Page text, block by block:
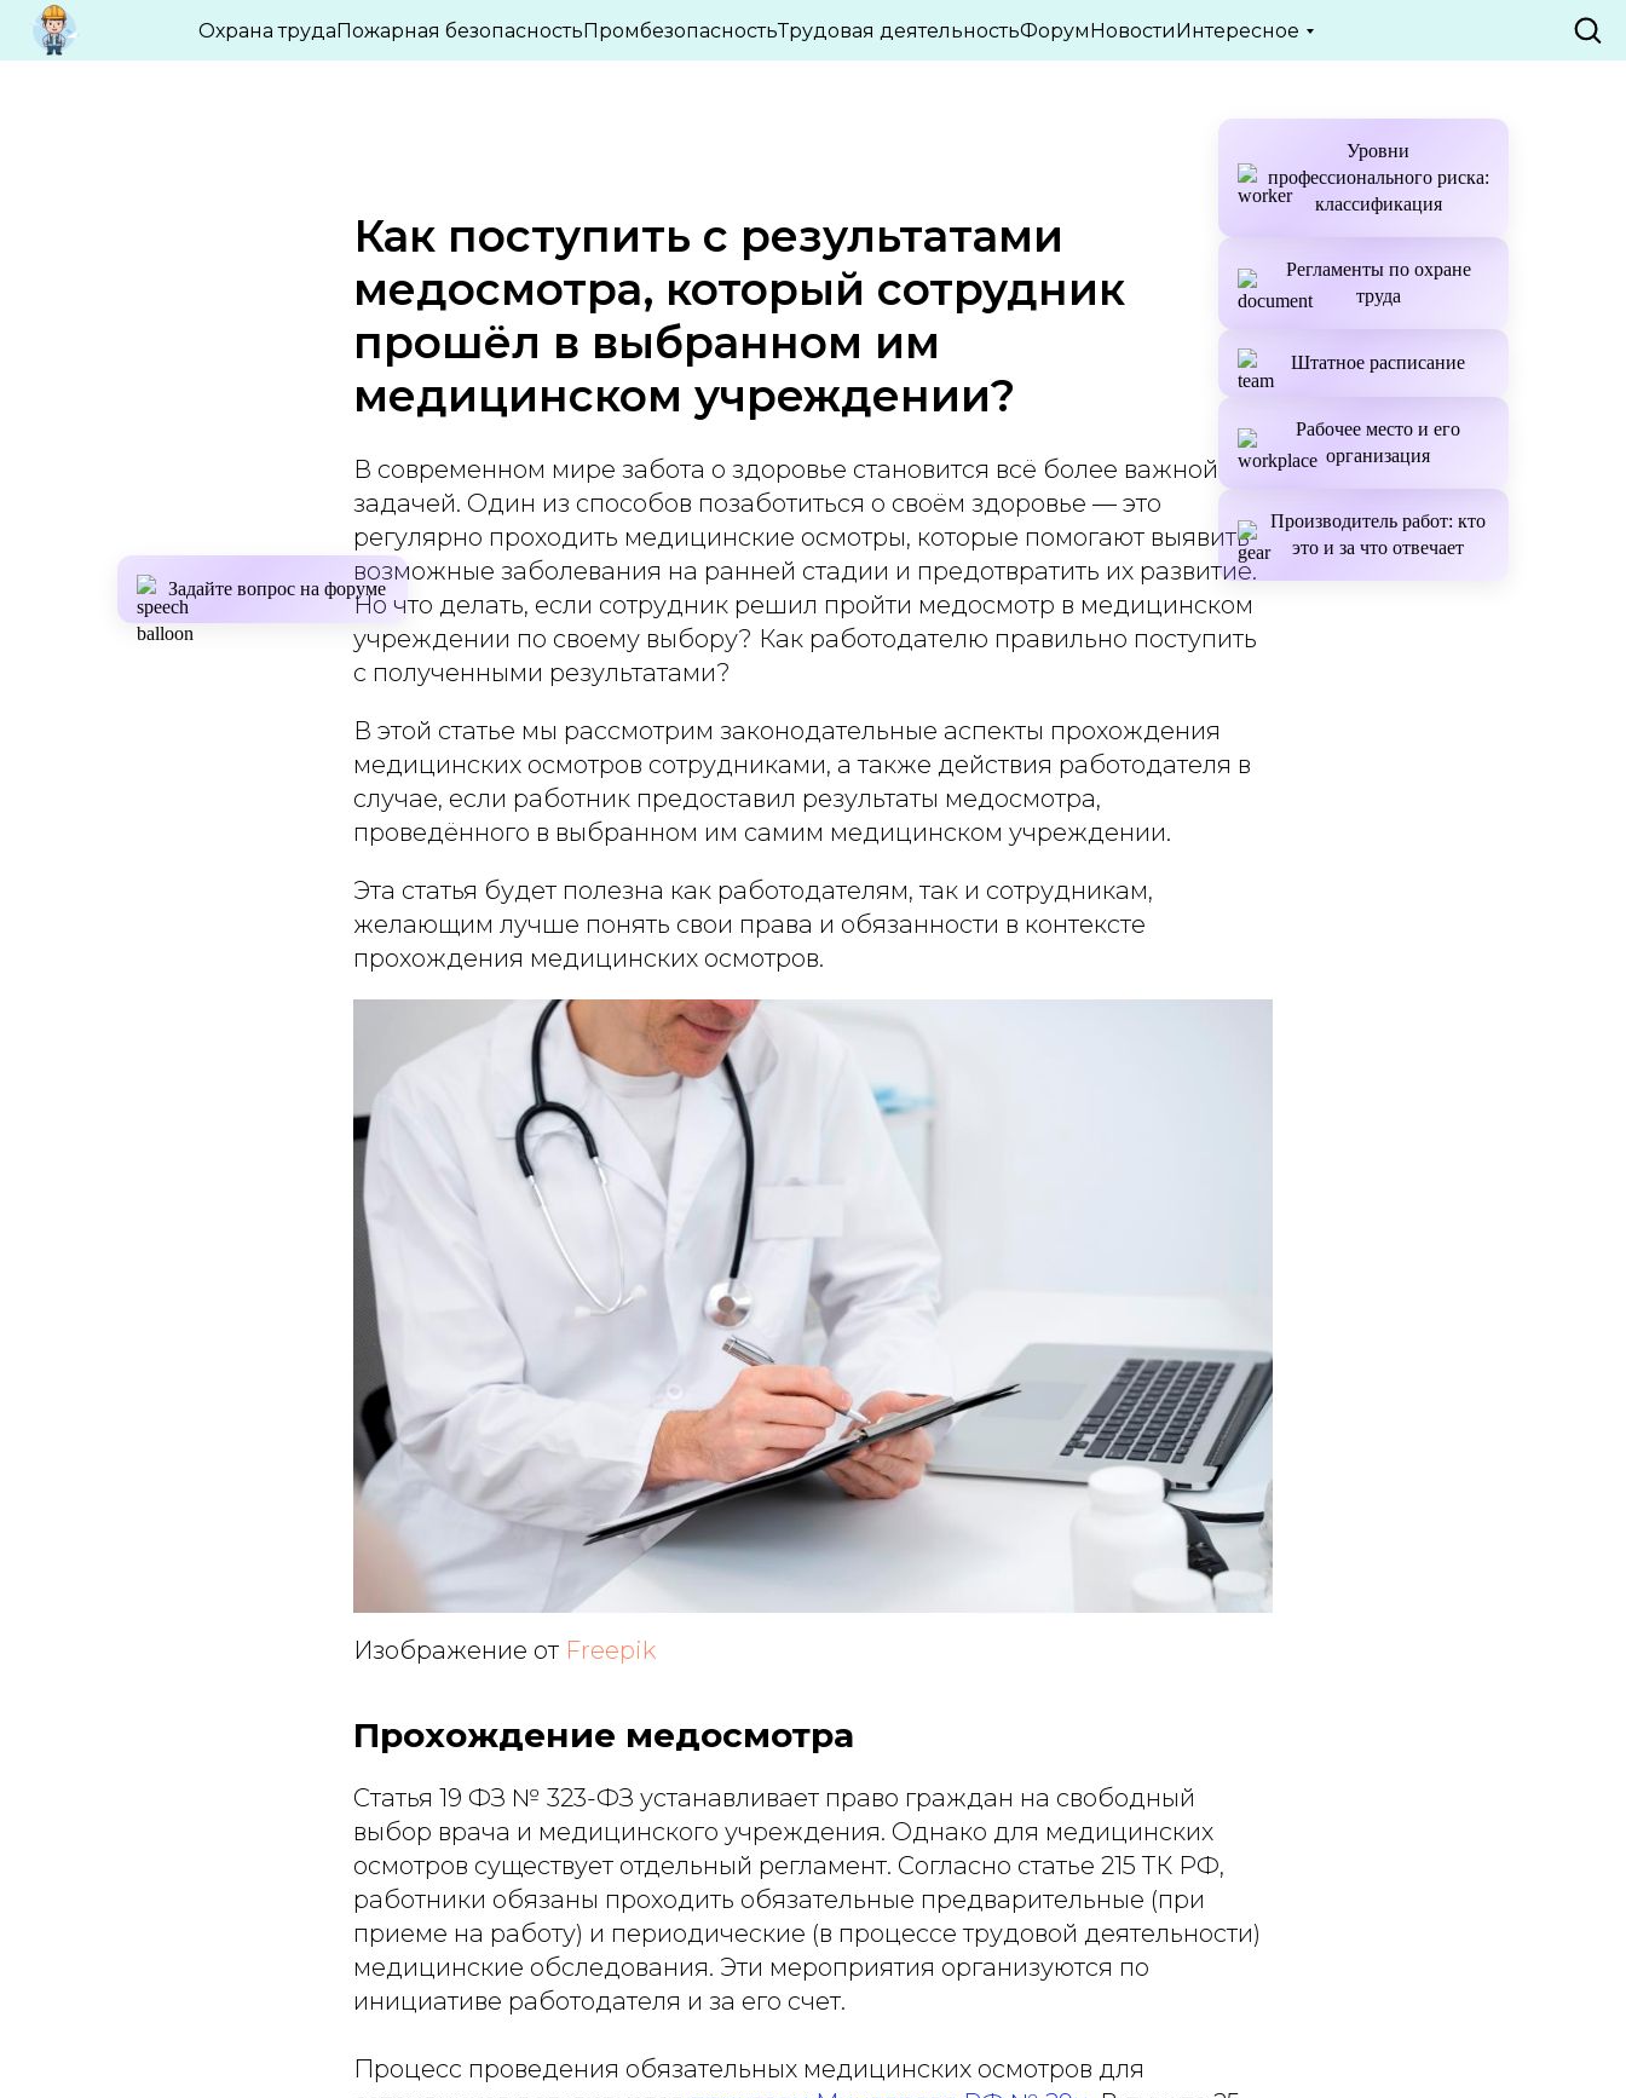
БЛОГ ПО ОХРАНЕ ТРУДА И ПРОМБЕЗОПАСНОСТИ » ОХРАНА ТРУДА » ИНТЕРЕСНЫЕ СТАТЬИ
Охрана трудаПожарная безопасностьПромбезопасностьТрудовая деятельностьФорумНовостиИнтересное
Как поступить с результатами
медосмотра, который сотрудник
прошёл в выбранном им
медицинском учреждении?
В современном мире забота о здоровье становится всё более важной
задачей. Один из способов позаботиться о своём здоровье — это
регулярно проходить медицинские осмотры, которые помогают выявить
возможные заболевания на ранней стадии и предотвратить их развитие.
Но что делать, если сотрудник решил пройти медосмотр в медицинском
учреждении по своему выбору? Как работодателю правильно поступить
с полученными результатами?
В этой статье мы рассмотрим законодательные аспекты прохождения
медицинских осмотров сотрудниками, а также действия работодателя в
случае, если работник предоставил результаты медосмотра,
проведённого в выбранном им самим медицинском учреждении.
Эта статья будет полезна как работодателям, так и сотрудникам,
желающим лучше понять свои права и обязанности в контексте
прохождения медицинских осмотров.
Изображение от Freepik
Прохождение медосмотра
Статья 19 ФЗ № 323-ФЗ устанавливает право граждан на свободный
выбор врача и медицинского учреждения. Однако для медицинских
осмотров существует отдельный регламент. Согласно статье 215 ТК РФ,
работники обязаны проходить обязательные предварительные (при
приеме на работу) и периодические (в процессе трудовой деятельности)
медицинские обследования. Эти мероприятия организуются по
инициативе работодателя и за его счет.
Процесс проведения обязательных медицинских осмотров для
Уровни
профессионального риска:
классификация
Регламенты по охране
труда
Штатное расписание
Рабочее место и его
организация
Производитель работ: кто
это и за что отвечает
Задайте вопрос на форуме